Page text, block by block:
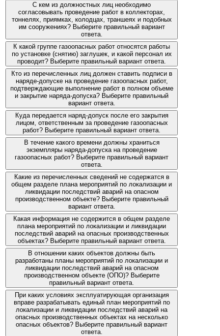
С кем из должностных лиц необходимо
согласовывать проведение работ в коллекторах,
тоннелях, приямках, колодцах, траншеях и подобных
им сооружениях? Выберите правильный вариант
ответа.
К какой группе газоопасных работ относятся работы
по установке (снятию) заглушек, и какой персонал их
проводит? Выберите правильный вариант ответа.
Кто из перечисленных лиц должен ставить подписи в
наряде-допуске на проведение газоопасных работ,
подтверждающие выполнение работ в полном объеме
и закрытие наряда-допуска? Выберите правильный
вариант ответа.
Куда передается наряд-допуск после его закрытия
лицом, ответственным за проведение газоопасных
работ? Выберите правильный вариант ответа.
В течение какого времени должны храниться
экземпляры наряда-допуска на проведение
газоопасных работ? Выберите правильный вариант
ответа.
Какие из перечисленных сведений не содержатся в
общем разделе плана мероприятий по локализации и
ликвидации последствий аварий на опасном
производственном объекте? Выберите правильный
вариант ответа.
Какая информация не содержится в общем разделе
плана мероприятий по локализации и ликвидации
последствий аварий на опасных производственных
объектах? Выберите правильный вариант ответа.
В отношении каких объектов должны быть
разработаны планы мероприятий по локализации и
ликвидации последствий аварий на опасном
производственном объекте (ОПО)? Выберите
правильный вариант ответа.
При каких условиях эксплуатирующая организация
вправе разрабатывать единый план мероприятий по
локализации и ликвидации последствий аварий на
опасных производственных объектах на несколько
опасных объектов? Выберите правильный вариант
ответа.